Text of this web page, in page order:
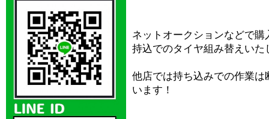
ネットオークションなどで
持込でのタイヤ組み替えいた
他店では持ち込みでの作業
います！